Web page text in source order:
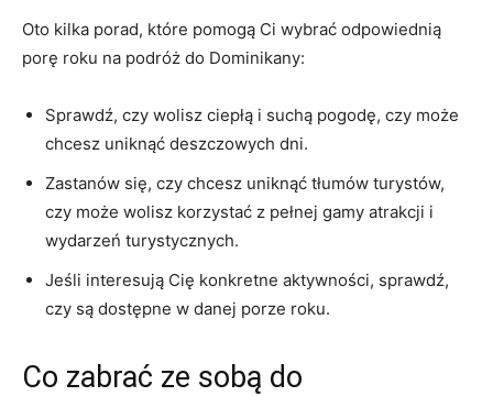
Oto kilka porad, które pomogą Ci wybrać odpowiednią
porę roku na ⁣podróż do Dominikany:
Sprawdź, czy wolisz ciepłą i suchą pogodę, czy może
chcesz ⁤uniknąć deszczowych​ dni.
Zastanów się, czy chcesz uniknąć tłumów⁢ turystów,
⁤czy może ⁤wolisz korzystać ‍z pełnej gamy‌ atrakcji i
wydarzeń turystycznych.
Jeśli interesują Cię konkretne aktywności, ⁢sprawdź,
czy‍ są dostępne w danej porze roku.
Co zabrać‌ ze sobą ​do